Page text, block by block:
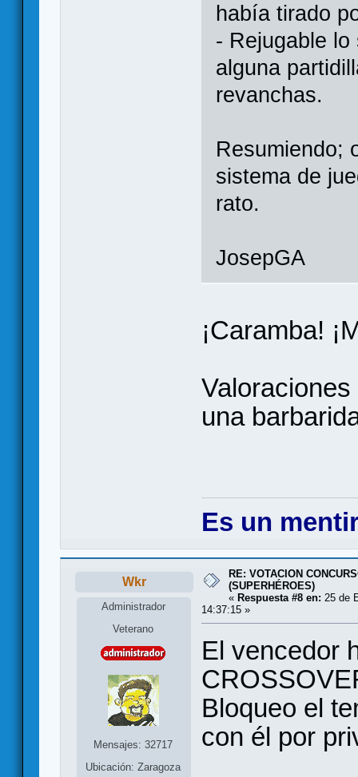
había tirado
- Rejugable
alguna
revanchas.
Resumiendo;
sistema de
rato.
JosepGA
¡Caramba!
una
Es un
Wkr
Administrador
Veterano
Mensajes: 32717
Ubicación: Zaragoza
RE: VOTACION
(SUPERHÉROES)
« Respuesta #8 en: 25 de
14:37:15 »
El vencedor
Bloqueo el
con él por